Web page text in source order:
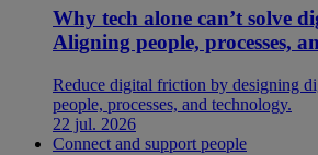
Why tech alone can’t solve
Aligning people, processes,
Reduce digital friction by designing
people, processes, and technology.
22 jul. 2026
Connect and support people